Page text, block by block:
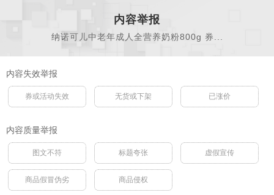
内容举报
纳诺可儿中老年成人全营养奶粉800g 券...
内容失效举报
券或活动失效 无货或下架 已涨价
内容质量举报
图文不符 标题夸张 虚假宣传
商品假冒伪劣 商品侵权